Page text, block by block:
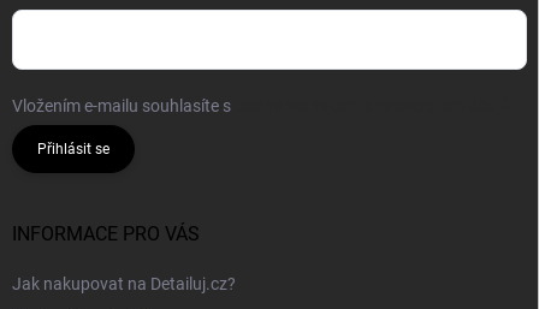
Vložením e-mailu souhlasíte s
Přihlásit se
INFORMACE PRO VÁS
Jak nakupovat na Detailuj.cz?